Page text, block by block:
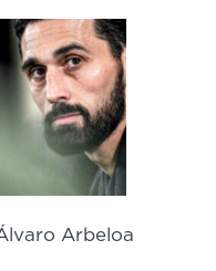
Arbeloa